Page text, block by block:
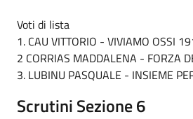
Voti di lista
1. CAU VITTORIO - VIVIAMO OSSI
2 CORRIAS MADDALENA - FORZA
3. LUBINU PASQUALE - INSIEME
Scrutini Sezione 6